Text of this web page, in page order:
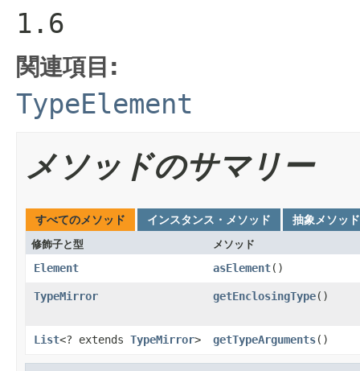
1.6
関連項目:
TypeElement
メソッドのサマリー
すべてのメソッド インスタンス・メソッド 抽象メソッド
修飾子と型 メソッド
Element asElement()
TypeMirror getEnclosingType()
List<? extends TypeMirror> getTypeArguments()